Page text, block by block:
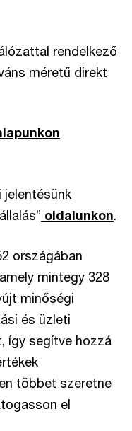
rendelkező
méretű direkt
oldalunkon.
országában
mintegy 328
minőségi
és üzleti
így segítve hozzá
többet szeretne
el